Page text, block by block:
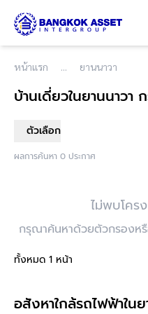
หน้าแรก ยานนาวา
บ้านเดี่ยวในยานนาวา
ตัวเลือก
ผลการค้นหา 0 ประกาศ
ไม่พบโคร
กรุณาค้นหาด้วยตัวกรองห
ทั้งหมด 1 หน้า
อสังหาใกล้รถไฟฟ้าในย